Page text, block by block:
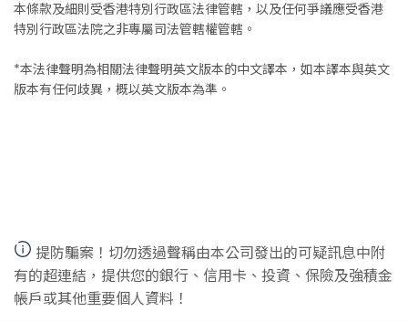
本條款及細則受香港特別行政區法律管轄，以及任何爭議應受香港
特別行政區法院之非專屬司法管轄權管轄。
*本法律聲明為相關法律聲明英文版本的中文譯本，如本譯本與英文
版本有任何歧異，概以英文版本為準。
提防騙案！切勿透過聲稱由本公司發出的可疑訊息中附
有的超連結，提供您的銀行、信用卡、投資、保險及強積金
帳戶或其他重要個人資料！